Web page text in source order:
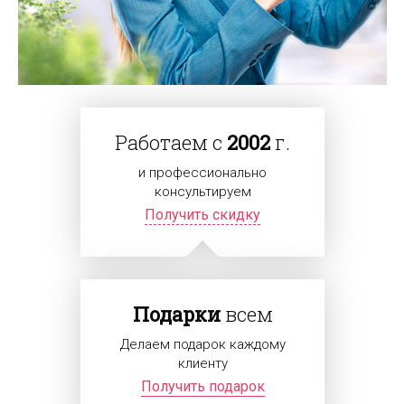
Работаем с 2002 г.
и профессионально
консультируем
Получить скидку
Подаркивсем
Делаем подарок каждому
клиенту
Получить подарок